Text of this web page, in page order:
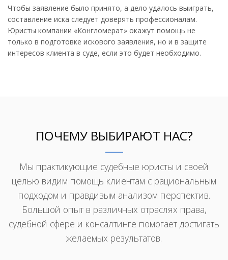
Чтобы заявление было принято, а дело удалось выиграть,
составление иска следует доверять профессионалам.
Юристы компании «Конгломерат» окажут помощь не
только в подготовке искового заявления, но и в защите
интересов клиента в суде, если это будет необходимо.
ПОЧЕМУ ВЫБИРАЮТ НАС?
Мы практикующие судебные юристы и своей
целью видим помощь клиентам с рациональным
подходом и правдивым анализом перспектив.
Большой опыт в различных отраслях права,
судебной сфере и консалтинге помогает достигать
желаемых результатов.